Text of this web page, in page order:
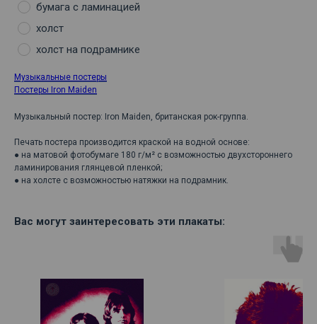
бумага с ламинацией
холст
холст на подрамнике
Музыкальные постеры
Постеры Iron Maiden
Музыкальный постер: Iron Maiden, британская рок-группа.
Печать постера производится краской на водной основе:
● на матовой фотобумаге 180 г/м² с возможностью двухстороннего
ламинирования глянцевой пленкой;
● на холсте с возможностью натяжки на подрамник.
Вас могут заинтересовать эти плакаты: